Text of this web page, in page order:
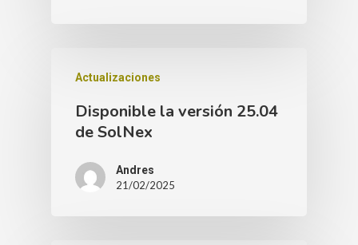
Actualizaciones
Disponible la versión 25.04
de SolNex
Andres
21/02/2025